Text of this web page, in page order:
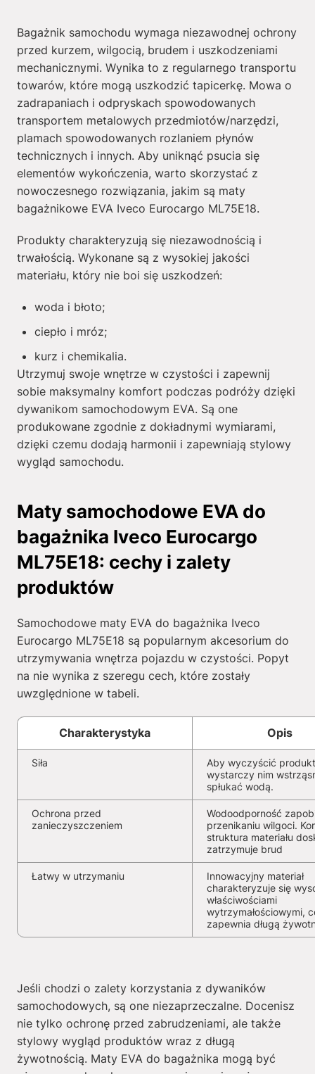
Bagażnik samochodu wymaga niezawodnej ochrony
przed kurzem, wilgocią, brudem i uszkodzeniami
mechanicznymi. Wynika to z regularnego transportu
towarów, które mogą uszkodzić tapicerkę. Mowa o
zadrapaniach i odpryskach spowodowanych
transportem metalowych przedmiotów/narzędzi,
plamach spowodowanych rozlaniem płynów
technicznych i innych. Aby uniknąć psucia się
elementów wykończenia, warto skorzystać z
nowoczesnego rozwiązania, jakim są maty
bagażnikowe EVA Iveco Eurocargo ML75E18.
Produkty charakteryzują się niezawodnością i
trwałością. Wykonane są z wysokiej jakości
materiału, który nie boi się uszkodzeń:
woda i błoto;
ciepło i mróz;
kurz i chemikalia.
Utrzymuj swoje wnętrze w czystości i zapewnij
sobie maksymalny komfort podczas podróży dzięki
dywanikom samochodowym EVA. Są one
produkowane zgodnie z dokładnymi wymiarami,
dzięki czemu dodają harmonii i zapewniają stylowy
wygląd samochodu.
Maty samochodowe EVA do
bagażnika Iveco Eurocargo
ML75E18: cechy i zalety
produktów
Samochodowe maty EVA do bagażnika Iveco
Eurocargo ML75E18 są popularnym akcesorium do
utrzymywania wnętrza pojazdu w czystości. Popyt
na nie wynika z szeregu cech, które zostały
uwzględnione w tabeli.
Charakterystyka Opis
Siła
Aby wyczyścić
wystarczy nim
spłukać wodą.
Ochrona przed
zanieczyszczeniem
Wodoodporność
przenikaniu wilgoci.
struktura materiału
zatrzymuje brud
Łatwy w utrzymaniu
Innowacyjny materiał
charakteryzuje się
właściwościami
wytrzymałościowymi,
zapewnia długą
Jeśli chodzi o zalety korzystania z dywaników
samochodowych, są one niezaprzeczalne. Docenisz
nie tylko ochronę przed zabrudzeniami, ale także
stylowy wygląd produktów wraz z długą
żywotnością. Maty EVA do bagażnika mogą być